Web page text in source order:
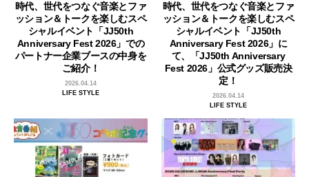
時代、世代をつなぐ音楽とファ
ッション＆トークを楽しむスペ
シャルイベント「JJ50th
Anniversary Fest 2026」での
パートナー企業ブースの中身を
ご紹介！
2026.04.14
LIFE STYLE
時代、世代をつなぐ音楽とファ
ッション＆トークを楽しむスペ
シャルイベント「JJ50th
Anniversary Fest 2026」に
て、「JJ50th Anniversary
Fest 2026」公式グッズ販売決
定！
2026.04.14
LIFE STYLE